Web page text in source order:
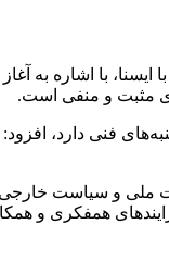
مثبت و منفی است.
ملی و سیاست خارجی
همفکری و